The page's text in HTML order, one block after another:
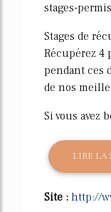
stages-
Stages de
Récupérez 4
pendant ces
de nos
Si vous avez
LIRE LA
Site : http://